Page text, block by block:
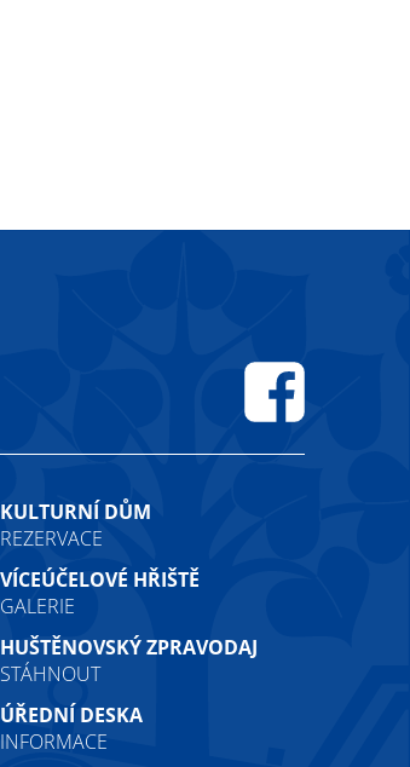
KULTURNÍ DŮM
REZERVACE
VÍCEÚČELOVÉ HŘIŠTĚ
GALERIE
HUŠTĚNOVSKÝ ZPRAVODAJ
STÁHNOUT
ÚŘEDNÍ DESKA
INFORMACE